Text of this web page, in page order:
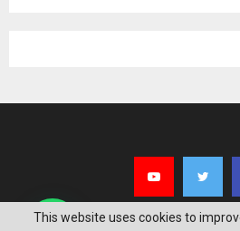
This website uses cookies to